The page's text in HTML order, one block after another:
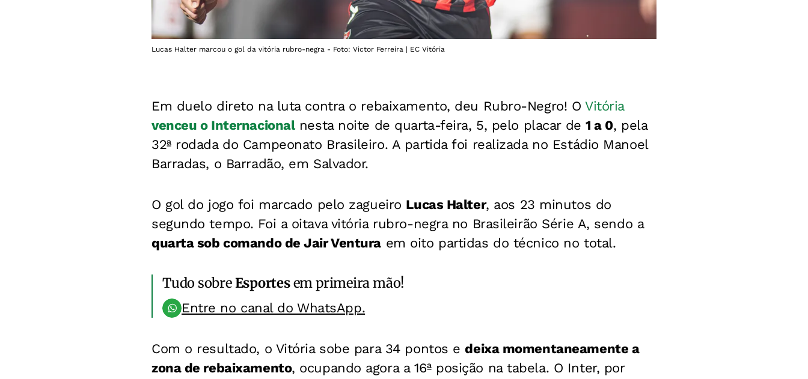
Lucas Halter marcou o gol da vitória rubro-negra - Foto: Victor Ferreira | EC Vitória
Em duelo direto na luta contra o rebaixamento, deu Rubro-Negro! O Vitória
venceu o Internacionalnesta noite de quarta-feira, 5, pelo placar de1 a 0, pela
32ª rodada do Campeonato Brasileiro. A partida foi realizada no Estádio Manoel
Barradas, o Barradão, em Salvador.
O gol do jogo foi marcado pelo zagueiro Lucas Halter, aos 23 minutos do
segundo tempo. Foi a oitava vitória rubro-negra no Brasileirão Série A, sendo a
quarta sob comando de Jair Ventura em oito partidas do técnico no total.
Tudo sobreEsportesem primeira mão!
Entre no canal do WhatsApp.
Com o resultado, o Vitória sobe para 34 pontos edeixa momentaneamente a
zona de rebaixamento, ocupando agora a 16ª posição na tabela. O Inter, por